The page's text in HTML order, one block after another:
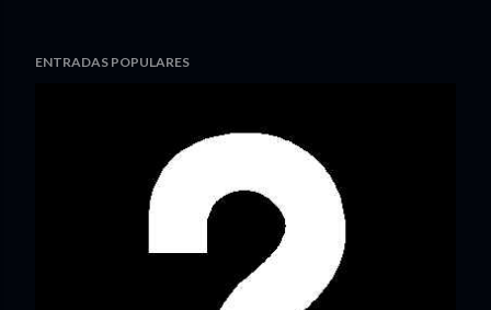
ENTRADAS POPULARES